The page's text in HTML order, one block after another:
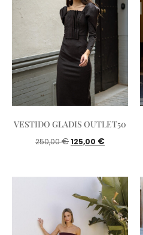
VESTIDO GLADIS OUTLET50
250,00€125,00 €